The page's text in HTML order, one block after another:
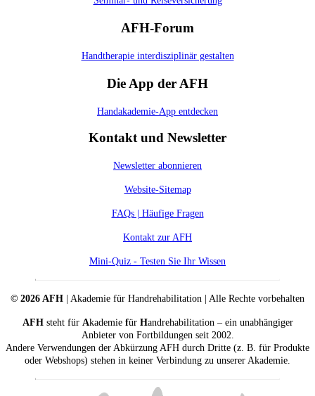
AFH-Forum
Handtherapie interdisziplinär gestalten
Die App der AFH
Handakademie-App entdecken
Kontakt und Newsletter
Newsletter abonnieren
Website-Sitemap
FAQs | Häufige Fragen
Kontakt zur AFH
Mini-Quiz - Testen Sie Ihr Wissen
© 2026 AFH | Akademie für Handrehabilitation | Alle Rechte vorbehalten
AFH steht für Akademie für Handrehabilitation – ein unabhängiger
Anbieter von Fortbildungen seit 2002.
Andere Verwendungen der Abkürzung AFH durch Dritte (z. B. für Produkte
oder Webshops) stehen in keiner Verbindung zu unserer Akademie.